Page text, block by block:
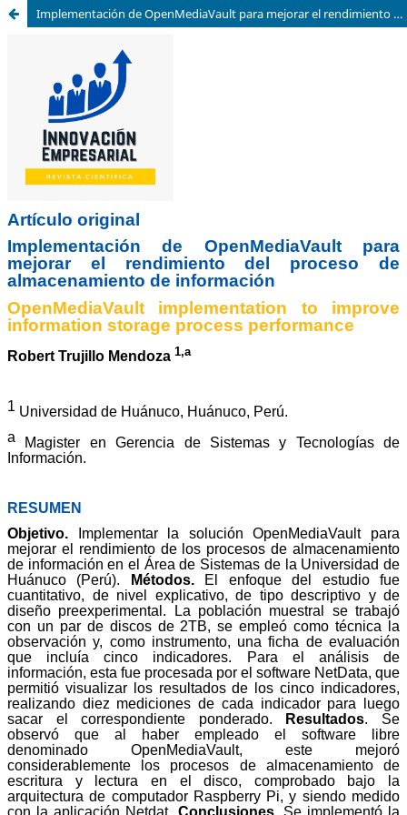
Implementación de OpenMediaVault para mejorar el rendimiento del proceso de almacenamiento de información